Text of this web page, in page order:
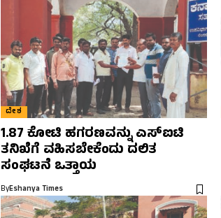
ದೇಶ
1.87 ಕೋಟಿ ಹಗರಣವನ್ನು ಎಸ್‌ಐಟಿ
ತನಿಖೆಗೆ ವಹಿಸಬೇಕೆಂದು ದಲಿತ
ಸಂಘಟನೆ ಒತ್ತಾಯ
ByEshanya Times